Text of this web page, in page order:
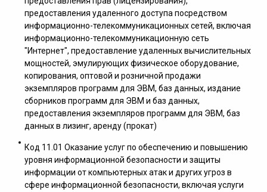
предоставления удаленного доступа посредством
информационно-телекоммуникационных сетей, включая
информационно-телекоммуникационную сеть
"Интернет", предоставление удаленных вычислительных
мощностей, эмулирующих физическое оборудование,
копирования, оптовой и розничной продажи
экземпляров программ для ЭВМ, баз данных, издание
сборников программ для ЭВМ и баз данных,
предоставления экземпляров программ для ЭВМ, баз
данных в лизинг, аренду (прокат)
Код 11.01 Оказание услуг по обеспечению и повышению
уровня информационной безопасности и защиты
информации от компьютерных атак и других угроз в
сфере информационной безопасности, включая услуги